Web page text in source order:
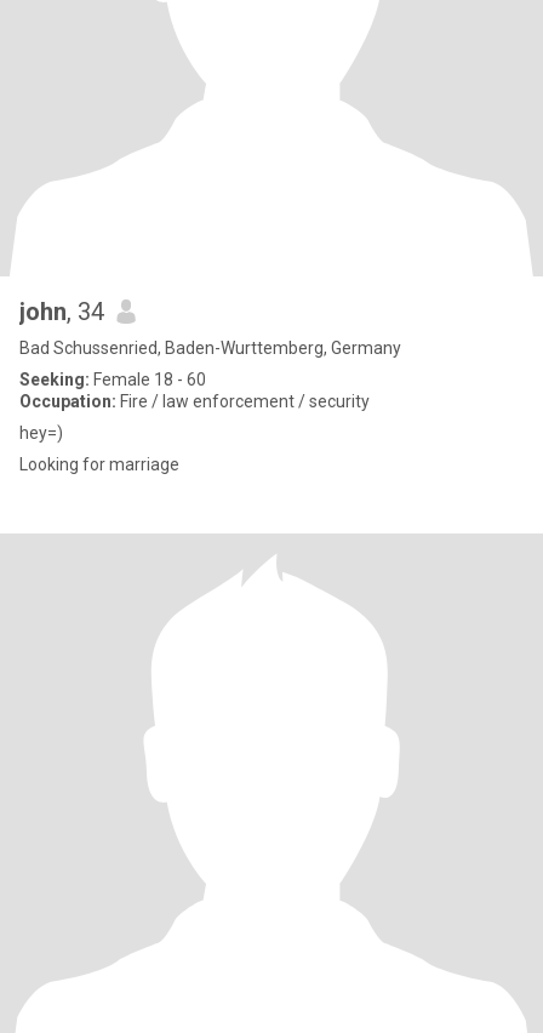
john, 34
Bad Schussenried, Baden-Wurttemberg, Germany
Seeking: Female 18 - 60
Occupation: Fire / law enforcement / security
hey=)
Looking for marriage